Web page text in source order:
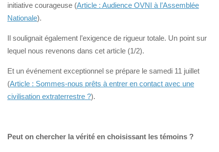
initiative courageuse (Article : Audience OVNI à l’Assemblée
Nationale).
Il soulignait également l’exigence de rigueur totale. Un point sur
lequel nous revenons dans cet article (1/2).
Et un événement exceptionnel se prépare le samedi 11 juillet
(Article : Sommes-nous prêts à entrer en contact avec une
civilisation extraterrestre ?).
Peut on chercher la vérité en choisissant les témoins ?